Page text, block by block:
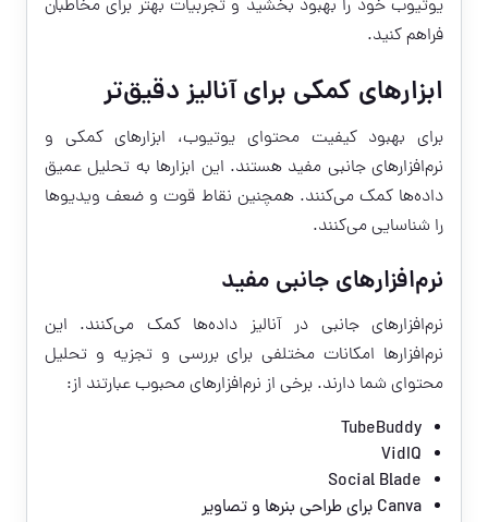
یوتیوب خود را بهبود بخشید و تجربیات بهتر برای مخاطبان
فراهم کنید.
ابزارهای کمکی برای آنالیز دقیق‌تر
برای بهبود کیفیت محتوای یوتیوب، ابزارهای کمکی و
نرم‌افزارهای جانبی مفید هستند. این ابزارها به تحلیل عمیق
داده‌ها کمک می‌کنند. همچنین نقاط قوت و ضعف ویدیوها
را شناسایی می‌کنند.
نرم‌افزارهای جانبی مفید
نرم‌افزارهای جانبی در آنالیز داده‌ها کمک می‌کنند. این
نرم‌افزارها امکانات مختلفی برای بررسی و تجزیه و تحلیل
محتوای شما دارند. برخی از نرم‌افزارهای محبوب عبارتند از:
TubeBuddy
VidIQ
Social Blade
Canva برای طراحی بنرها و تصاویر